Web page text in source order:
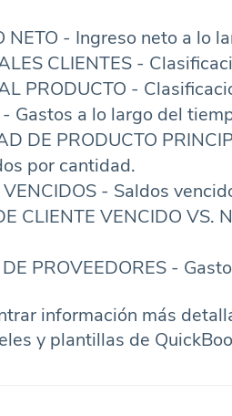
NETO - Ingreso neto a lo
CLIENTES -
PRODUCTO -
- Gastos a lo largo del
DE PRODUCTO
por cantidad.
- Saldos
CLIENTE VENCIDO VS.
DE PROVEEDORES -
información más
y plantillas de